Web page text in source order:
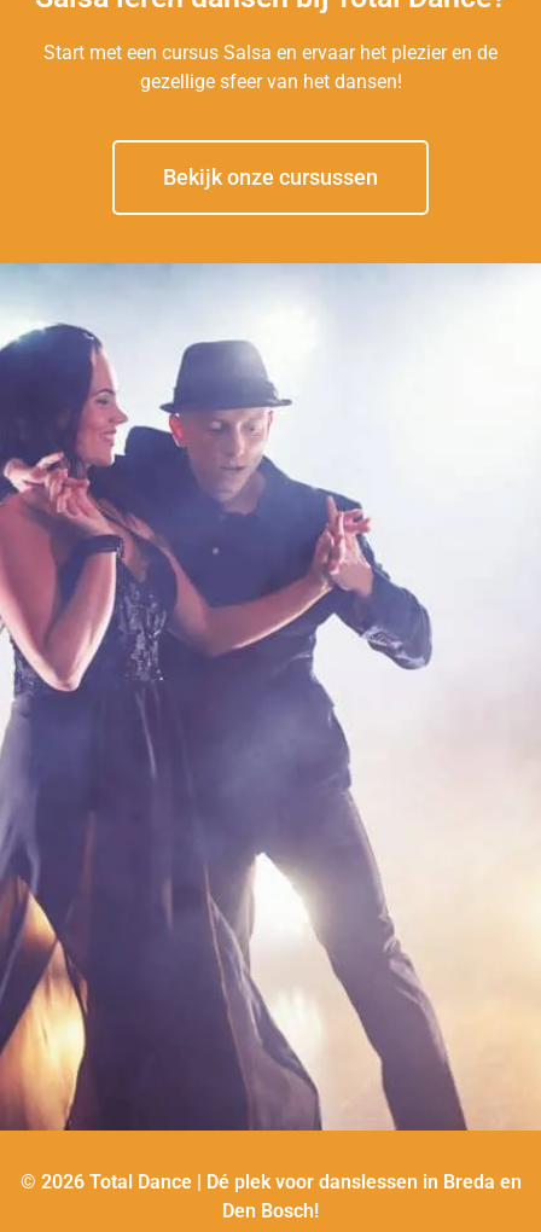
Start met een cursus Salsa en ervaar het plezier en de
gezellige sfeer van het dansen!
Bekijk onze cursussen
© 2026 Total Dance | Dé plek voor danslessen in Breda en
Den Bosch!